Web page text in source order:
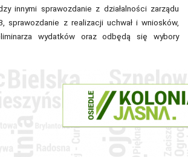
innymi sprawozdanie z działalności zarządu
sprawozdanie z realizacji uchwał i wniosków,
wydatków oraz odbędą się wybory